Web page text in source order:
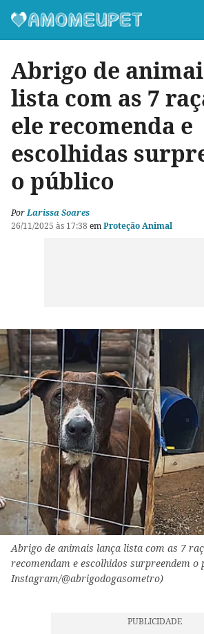
Abrigo de
lista com as 7
ele recomenda e
escolhidas
o público
PorLarissa Soares
26/11/2025 às 17:38 emProteção Animal
Abrigo de animais lança lista com as 7
recomendam e escolhidos surpreendem o
Instagram/@abrigodogasometro)